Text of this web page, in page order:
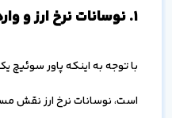
۱. نوسانات نرخ ارز و واردات
با توجه به اینکه پاور
است، نوسانات نرخ ارز نقش